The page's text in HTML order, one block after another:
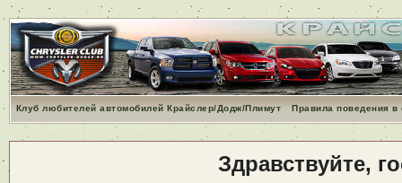
Клуб любителей автомобилей Крайслер/Додж/Плимут Правила поведения
Здравствуйте,